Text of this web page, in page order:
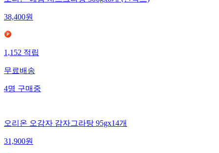
오리온 예감 치즈그라탕 306gx6개 (반박스)
38,400원
1,152적립
무료배송
4명구매중
오리온 오감자 감자그라탕 95gx14개
31,900원